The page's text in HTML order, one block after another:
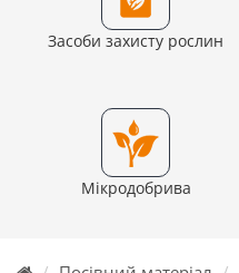
Засоби захисту рослин
Мікродобрива